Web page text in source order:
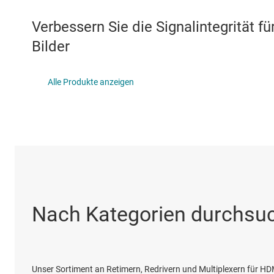
Schnittstelle
Verbessern Sie die Signalintegrität
Bilder
Alle Produkte anzeigen
Nach Kategorien
Unser Sortiment an Retimern, Redrivern und Multiplexern für